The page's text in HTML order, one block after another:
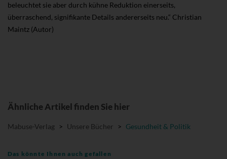
beleuchtet sie aber durch kühne Reduktion einerseits,
überraschend, signifikante Details andererseits neu.“ Christian
Maintz (Autor)
Ähnliche Artikel finden Sie hier
Mabuse-Verlag > Unsere Bücher > Gesundheit & Politik
Das könnte Ihnen auch gefallen